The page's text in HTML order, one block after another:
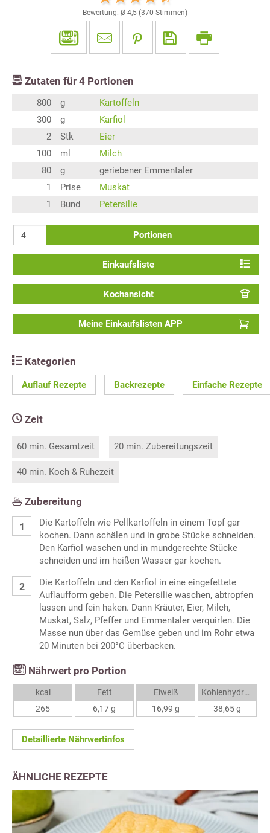
Bewertung: Ø 4,5 (370 Stimmen)
Zutaten für 4 Portionen
800 g
Kartoffeln
300
g
Karfiol
2
Stk
Eier
100
ml
Milch
80
g
geriebener Emmentaler
1
Prise
Muskat
1
Bund Petersilie
Portionen
Einkaufsliste
Kochansicht
Meine Einkaufslisten APP
Kategorien
Auflauf Rezepte Backrezepte Einfache Rezepte
Zeit
60 min. Gesamtzeit 20 min. Zubereitungszeit
40 min. Koch & Ruhezeit
Zubereitung
Die Kartoffeln wie Pellkartoffeln in einem Topf gar
kochen. Dann schälen und in grobe Stücke schneiden.
Den Karfiol waschen und in mundgerechte Stücke
schneiden und im heißen Wasser gar kochen.
Die Kartoffeln und den Karfiol in eine eingefettete
Auflaufform geben. Die Petersilie waschen, abtropfen
lassen und fein haken. Dann Kräuter, Eier, Milch,
Muskat, Salz, Pfeffer und Emmentaler verquirlen. Die
Masse nun über das Gemüse geben und im Rohr etwa
20 Minuten bei 200°C überbacken.
Nährwert pro Portion
kcal
265
Fett
6,17 g
Eiweiß
16,99 g
Kohlenhydrate
38,65 g
Detaillierte Nährwertinfos
ÄHNLICHE REZEPTE